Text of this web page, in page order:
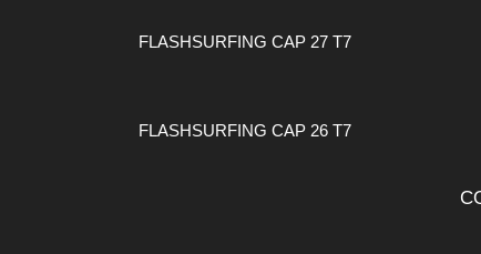
FLASHSURFING CAP 27 T7
FLASHSURFING CAP 26 T7